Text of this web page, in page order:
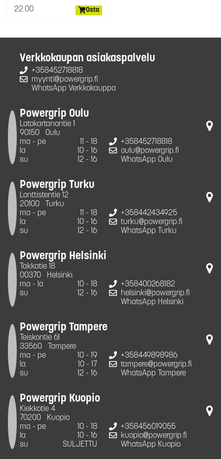
22.00
Osta
Verkkokaupan asiakaspalvelu
+358452718818
myynti@powergrip.fi
WhatsApp Verkkokauppa
Powergrip Oulu
Latokartanontie 1
90150
Oulu
ma - pe
11 - 18
la
10 - 16
su
12 - 16
+358452718818
oulu@powergrip.fi
WhatsApp Oulu
Powergrip Turku
Lonttistentie 12
20100
Turku
ma - pe
11 - 18
la
10 - 16
su
12 - 16
+358442434925
turku@powergrip.fi
WhatsApp Turku
Powergrip Helsinki
Takkatie 18
00370
Helsinki
ma - la
10 - 18
su
12 - 16
+358400268182
helsinki@powergrip.fi
WhatsApp Helsinki
Powergrip Tampere
Teiskontie 61
33560
Tampere
ma - pe
10 - 19
la
10 - 17
su
12 - 16
+358449898986
tampere@powergrip.fi
WhatsApp Tampere
Powergrip Kuopio
Kiekkotie 4
70200
Kuopio
ma - pe
10 - 18
la
10 - 16
su
SULJETTU
+358456019055
kuopio@powergrip.fi
WhatsApp Kuopio